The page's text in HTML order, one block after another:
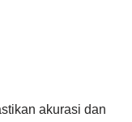
akurasi dan